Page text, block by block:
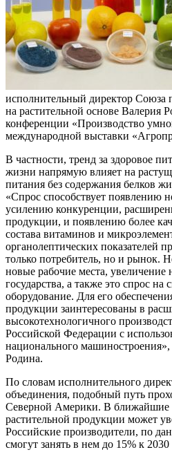
исполнительный директор Союза
на растительной основе Валерия
конференции «Производство
международной выставки
В частности, тренд за здоровое
жизни напрямую влияет на
питания без содержания белков
«Спрос способствует появлению
усилению конкуренции,
продукции, и появлению более
состава витаминов и
органолептических показателей
только потребитель, но и рынок.
новые рабочие места, увеличение
государства, а также это спрос
оборудование. Для его
продукции заинтересованы в
высокотехнологичного
Российской Федерации с
национального
Родина.
По словам исполнительного
объединения, подобный путь
Северной Америки. В ближайшие
растительной продукции может
Российские производители, по
смогут занять в нем до 15% к 2030